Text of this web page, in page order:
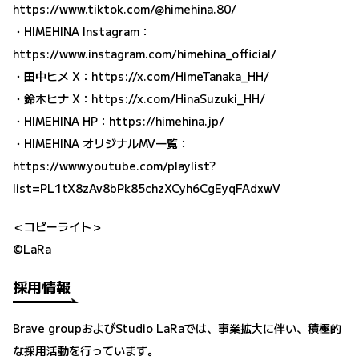
https://www.tiktok.com/@himehina.80/
・HIMEHINA Instagram：
https://www.instagram.com/himehina_official/
・田中ヒメ X： https://x.com/HimeTanaka_HH/
・鈴木ヒナ X： https://x.com/HinaSuzuki_HH/
・HIMEHINA HP：https://himehina.jp/
・HIMEHINA オリジナルMV一覧：
https://www.youtube.com/playlist?
list=PL1tX8zAv8bPk85chzXCyh6CgEyqFAdxwV
＜コピーライト＞
©LaRa
採用情報
Brave groupおよびStudio LaRaでは、事業拡大に伴い、積極的
な採用活動を行っています。